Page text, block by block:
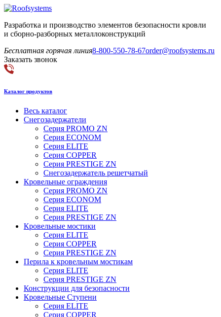
Разработка и производство элементов безопасности кровли
и сборно-разборных металлоконструкций
Бесплатная горячая линия8-800-550-78-67order@roofsystems.ru
Заказать звонок
Каталог продуктов
Весь каталог
Снегозадержатели
Серия PROMO ZN
Серия ECONOM
Серия ELITE
Серия COPPER
Серия PRESTIGE ZN
Снегозадержатель решетчатый
Кровельные ограждения
Серия PROMO ZN
Серия ECONOM
Серия ELITE
Серия PRESTIGE ZN
Кровельные мостики
Серия ELITE
Серия COPPER
Серия PRESTIGE ZN
Перила к кровельным мостикам
Серия ELITE
Серия PRESTIGE ZN
Конструкции для безопасности
Кровельные Ступени
Серия ELITE
Серия COPPER